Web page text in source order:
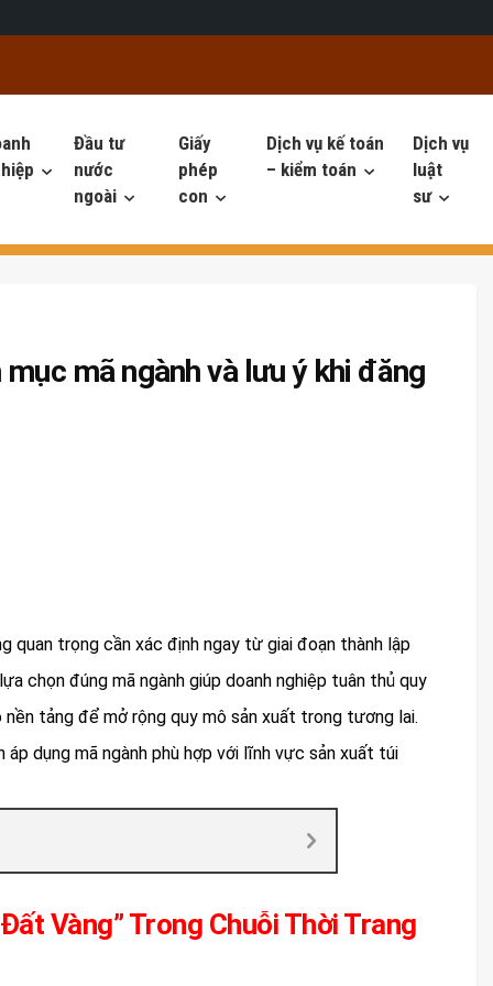
Đầu tư
nước
ngoài
Giấy
phép
con
Dịch vụ kế toán
– kiểm toán
Dịch vụ
luật
sư
mã ngành và lưu ý khi đăng
quan trọng cần xác định ngay từ giai đoạn thành lập
chọn đúng mã ngành giúp doanh nghiệp tuân thủ quy
tảng để mở rộng quy mô sản xuất trong tương lai.
áp dụng mã ngành phù hợp với lĩnh vực sản xuất túi
Vàng” Trong Chuỗi Thời Trang